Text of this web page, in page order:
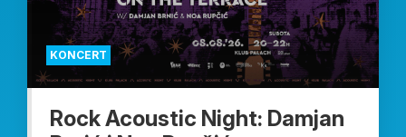
KONCERT
Rock Acoustic Night: Damjan